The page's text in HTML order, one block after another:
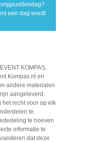
een dag wordt
KOMPAS,
Kompas.nl en
andere materialen
aangeleverd.
het recht voor op elk
te
te hoeven
informatie te
dat deze